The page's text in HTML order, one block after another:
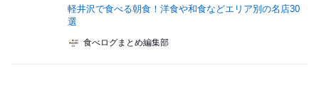
軽井沢で食べる朝食！洋食や和食などエリア別の名店30
選
食べログまとめ編集部